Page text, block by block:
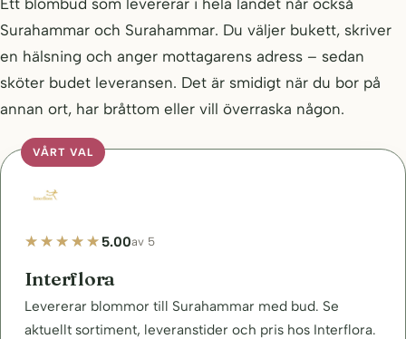
Ett blombud som levererar i hela landet når också
Surahammar och Surahammar. Du väljer bukett, skriver
en hälsning och anger mottagarens adress – sedan
sköter budet leveransen. Det är smidigt när du bor på
annan ort, har bråttom eller vill överraska någon.
VÅRT VAL
5.00av 5
Interflora
Levererar blommor till Surahammar med bud. Se
aktuellt sortiment, leveranstider och pris hos Interflora.